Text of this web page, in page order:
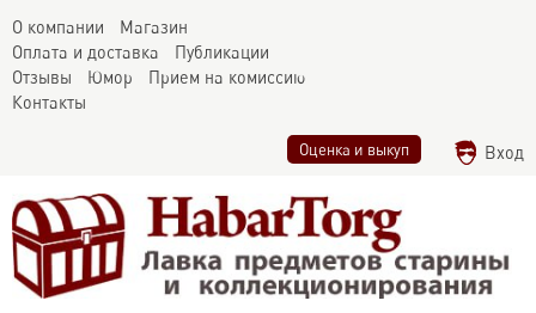
О компании
Магазин
Оплата и доставка
Публикации
Отзывы
Юмор
Прием на комиссию
Контакты
Оценка и выкуп Вход